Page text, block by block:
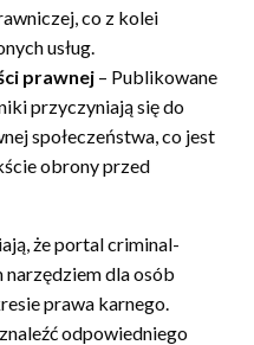
co z kolei
usług.
prawnej – Publikowane
przyczyniają się do
społeczeństwa, co jest
obrony przed
że portal criminal-
dla osób
prawa karnego.
odpowiedniego